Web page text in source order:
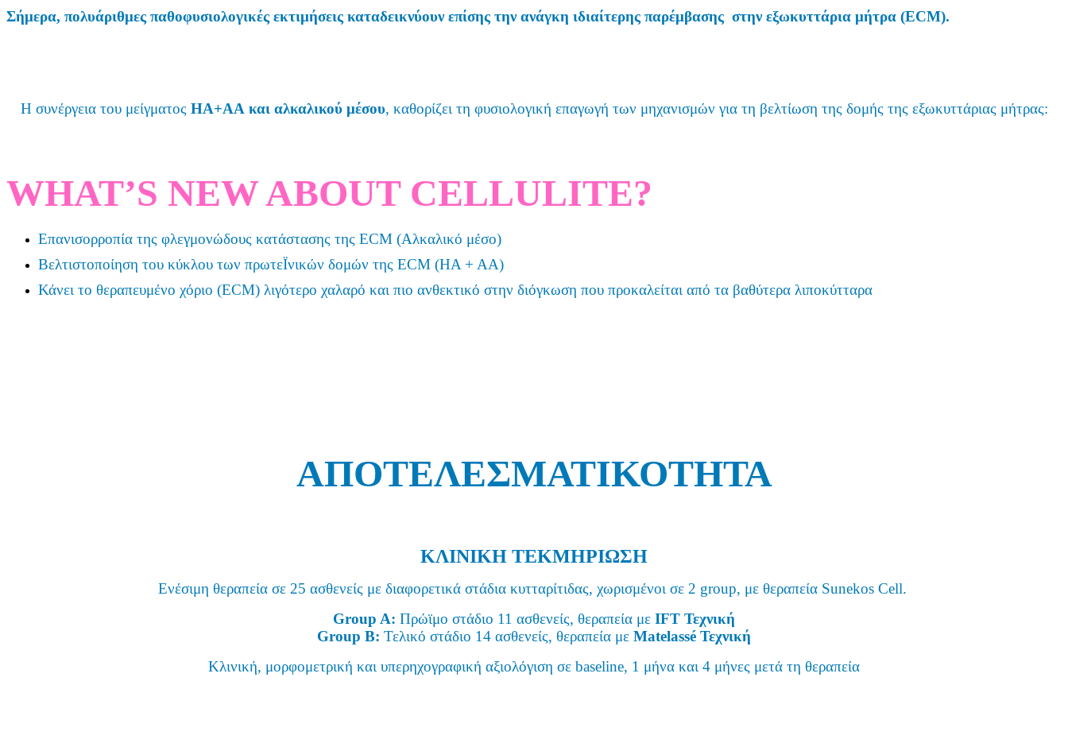
Σήμερα, πολυάριθμες παθοφυσιολογικές εκτιμήσεις καταδεικνύουν επίσης την ανάγκη ιδιαίτερης παρέμβασης στην εξωκυττάρια μήτρα (ECM).
Η συνέργεια του μείγματος HA+AA και αλκαλικού μέσου, καθορίζει τη φυσιολογική επαγωγή των μηχανισμών για τη βελτίωση της δομής της εξωκυττάριας μήτρας:
WHAT’S NEW ABOUT CELLULITE?
Επανισορροπία της φλεγμονώδους κατάστασης της ECM (Αλκαλικό μέσο)
Βελτιστοποίηση του κύκλου των πρωτεΪνικών δομών της ECM (HA + AA)
Κάνει το θεραπευμένο χόριο (ECM) λιγότερο χαλαρό και πιο ανθεκτικό στην διόγκωση που προκαλείται από τα βαθύτερα λιποκύτταρα
ΑΠΟΤΕΛΕΣΜΑΤΙΚΟΤΗΤΑ
ΚΛΙΝΙΚΗ ΤΕΚΜΗΡΙΩΣΗ
Ενέσιμη θεραπεία σε 25 ασθενείς με διαφορετικά στάδια κυτταρίτιδας, χωρισμένοι σε 2 group, με θεραπεία Sunekos Cell.
Group A: Πρώϊμο στάδιο 11 ασθενείς, θεραπεία με IFT Τεχνική
Group B: Τελικό στάδιο 14 ασθενείς, θεραπεία με Matelassé Τεχνική
Κλινική, μορφομετρική και υπερηχογραφική αξιολόγιση σε baseline, 1 μήνα και 4 μήνες μετά τη θεραπεία